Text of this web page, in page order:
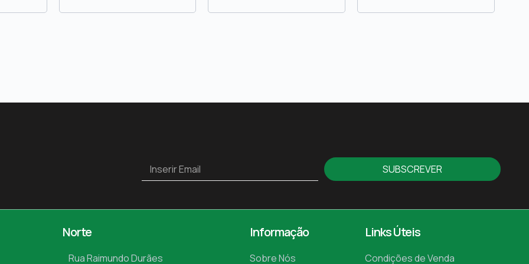
SUBSCREVER
Norte
Rua Raimundo Durães
Informação
Sobre Nós
Links Úteis
Condições de Venda